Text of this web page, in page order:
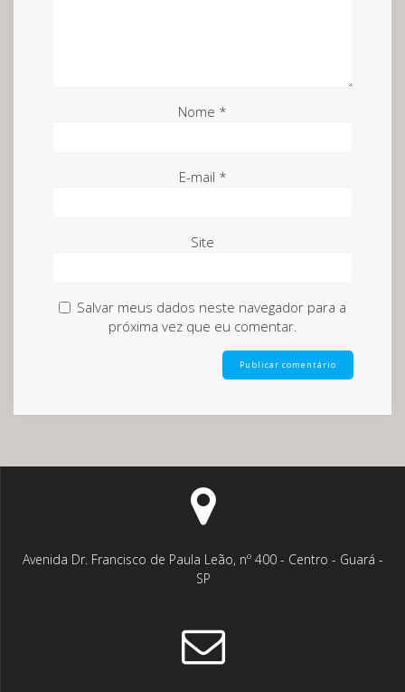
Nome *
E-mail *
Site
Salvar meus dados neste navegador para a
próxima vez que eu comentar.
Avenida Dr. Francisco de Paula Leão, nº 400 - Centro - Guará -
SP